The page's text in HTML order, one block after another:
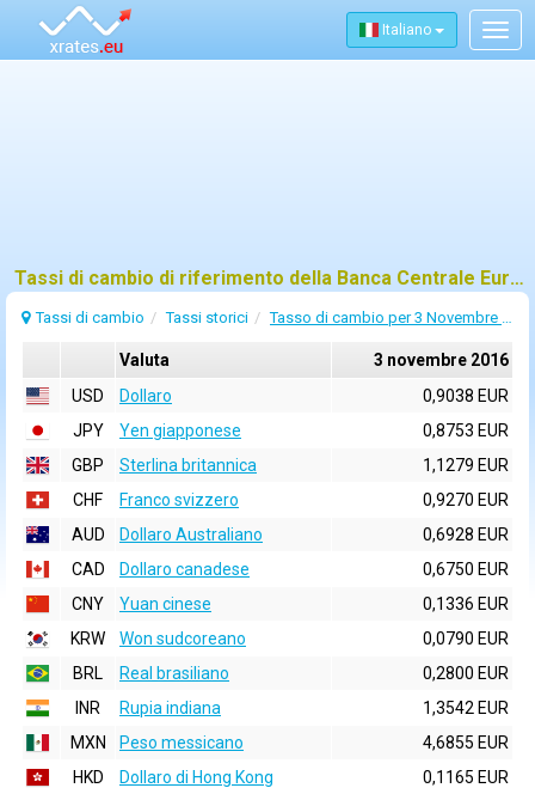
Italiano
Tassi di cambio di riferimento della Banca Centrale Europea (BCE) per 3 novembre 2016
Tassi di cambio Tassi storici Tasso di cambio per 3 Novembre 2016
Valuta
3 novembre 2016
USD
Dollaro
0,9038 EUR
JPY
Yen giapponese
0,8753 EUR
GBP
Sterlina britannica
1,1279 EUR
CHF
Franco svizzero
0,9270 EUR
AUD
Dollaro Australiano
0,6928 EUR
CAD
Dollaro canadese
0,6750 EUR
CNY
Yuan cinese
0,1336 EUR
KRW
Won sudcoreano
0,0790 EUR
BRL
Real brasiliano
0,2800 EUR
INR
Rupia indiana
1,3542 EUR
MXN
Peso messicano
4,6855 EUR
HKD
Dollaro di Hong Kong
0,1165 EUR